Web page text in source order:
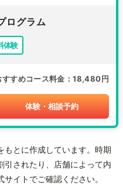
ログラム
体験
すすめコース料金 18,480円
体験・相談予約
もとに作成しています。時期
引されたり、店舗によって内
イトでご確認ください。